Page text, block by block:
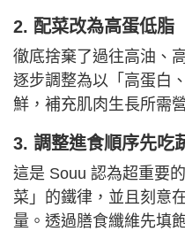
2. 配菜改為高蛋低脂
徹底捨棄了過往高油、
逐步調整為以「高蛋白
鮮，補充肌肉生長所需
3. 調整進食順序先吃
這是 Souu 認為超重要
菜」的鐵律，並且刻意
量。透過膳食纖維先填